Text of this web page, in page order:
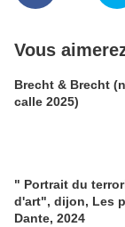
Vous
Brecht & Brecht
calle 2025)
" Portrait du
d'art", dijon, Les
Dante, 2024